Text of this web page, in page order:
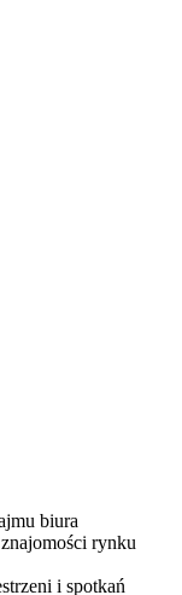
biura
rynku
i spotkań